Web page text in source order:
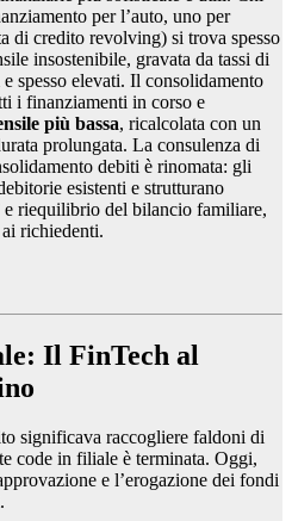
per l’auto, uno per
di credito revolving) si trova spesso
insostenibile, gravata da tassi di
spesso elevati. Il consolidamento
i finanziamenti in corso e
più bassa, ricalcolata con un
prolungata. La consulenza di
debiti è rinomata: gli
esistenti e strutturano
e riequilibrio del bilancio familiare,
richiedenti.
Il FinTech al
significava raccogliere faldoni di
code in filiale è terminata. Oggi,
e l’erogazione dei fondi